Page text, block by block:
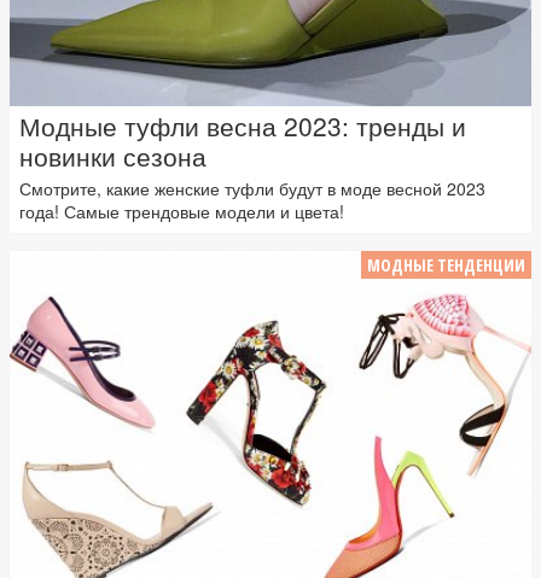
Модные туфли весна 2023: тренды и
новинки сезона
Смотрите, какие женские туфли будут в моде весной 2023
года! Самые трендовые модели и цвета!
МОДНЫЕ ТЕНДЕНЦИИ